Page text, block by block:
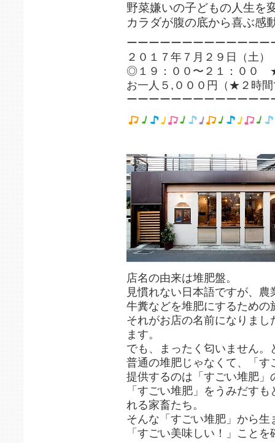
野菜嫌いの子どもの人生を
カラダが腹の底から喜ぶ感
ーーーーーーーーーーーー
２０１７年７月２９日（土）
◎１９：００〜２１：００
お一人５,０００円（★２時
ーーーーーーーーーーーー
店名の由来は堆肥盤。
見慣れない日本語ですが、
牛糞などを堆肥にするための
それがお店の名前になりま
ます。
でも、まったく匂いません
普通の堆肥じゃなくて、「す
提供するのは「すごい堆肥」
「すごい堆肥」をうみだす
れる家畜たち。
そんな「すごい堆肥」から生
「すごい美味しい！」こと